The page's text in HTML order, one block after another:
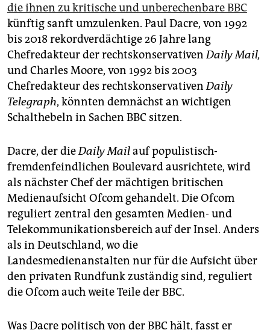
die ihnen zu kritische und unberechenbare BBC
künftig sanft umzulenken. Paul Dacre, von 1992
bis 2018 rekordverdächtige 26 Jahre lang
Chefredakteur der rechtskonservativenDaily Mail,
und Charles Moore, von 1992 bis 2003
Chefredakteur des rechtskonservativenDaily
Telegraph, könnten demnächst an wichtigen
Schalthebeln in Sachen BBC sitzen.
Dacre, der dieDaily Mailauf populistisch-
fremdenfeindlichen Boulevard ausrichtete, wird
als nächster Chef der mächtigen britischen
Medienaufsicht Ofcom gehandelt. Die Ofcom
reguliert zentral den gesamten Medien- und
Telekommunikationsbereich auf der Insel. Anders
als in Deutschland, wo die
Landesmedienanstalten nur für die Aufsicht über
den privaten Rundfunk zuständig sind, reguliert
die Ofcom auch weite Teile der BBC.
Was Dacre politisch von der BBC hält, fasst er